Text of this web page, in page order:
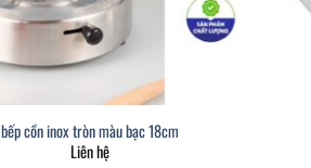
bếp cồn inox tròn màu bạc 18cm
Liên hệ